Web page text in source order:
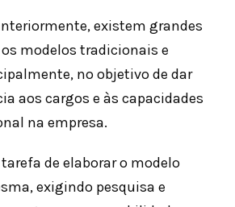
existem grandes
modelos tradicionais e
no objetivo de dar
aos cargos e às capacidades
na empresa.
de elaborar o modelo
exigindo pesquisa e